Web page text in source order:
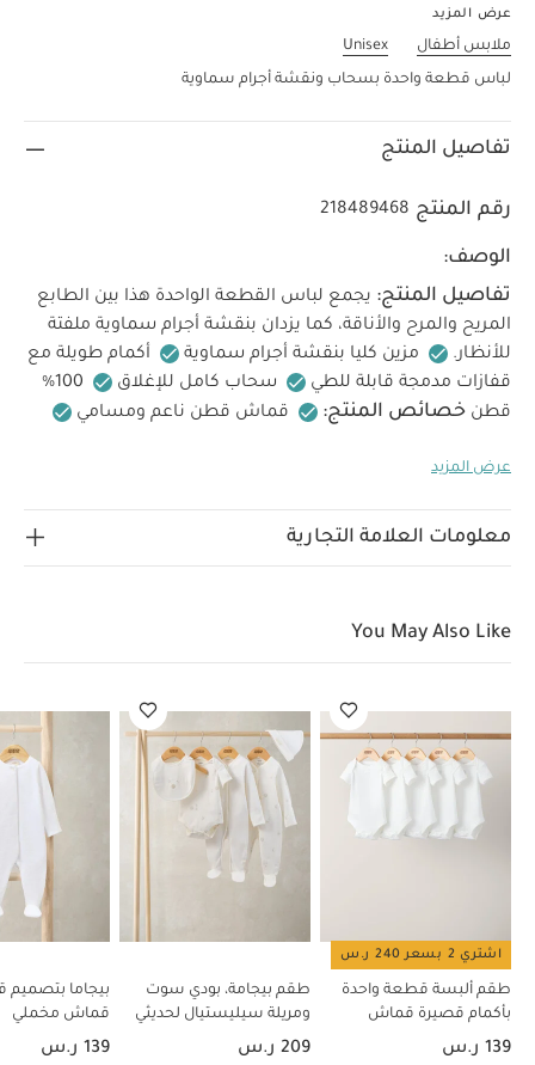
عرض المزيد
ملابس أطفال
Unisex
لباس قطعة واحدة بسحاب ونقشة أجرام سماوية
تفاصيل المنتج
رقم المنتج 218489468
الوصف:
تفاصيل المنتج: يجمع لباس القطعة الواحدة هذا بين الطابع
المريح والمرح والأناقة، كما يزدان بنقشة أجرام سماوية ملفتة
للأنظار.
مزين كليا بنقشة أجرام سماوية
أكمام طويلة مع
قفازات مدمجة قابلة للطي
سحاب كامل للإغلاق
100%
قطن خصائص المنتج:
قماش قطن ناعم ومسامي
الارتداء الخامات:
المبيضات
تجفيف بالمجفف على درجة منخفضة
كي على
يُحفظ بعيدًا عن النار قد يعجبك أيضاً:
بأكمام قصيرة قماش عضوي بلون أبيض - 5 قطع
لباس قطعة واحدة بسحاب ونقشة أرنب
الكل في واحد بنقشة سفاري بالكامل
عرض المزيد
معلومات العلامة التجارية
You May Also Like
اشتري 2 بسعر 240 ر.س
طقم ألبسة قطعة واحدة
بأكمام قصيرة قماش
عضوي بلون أبيض - 5 قطع
139 ر.س
طقم بيجامة، بودي سوت
ومريلة سيليستيال لحديثي
الولادة، 5 قطع
209 ر.س
بيجاما
قماش مخملي
139 ر.س